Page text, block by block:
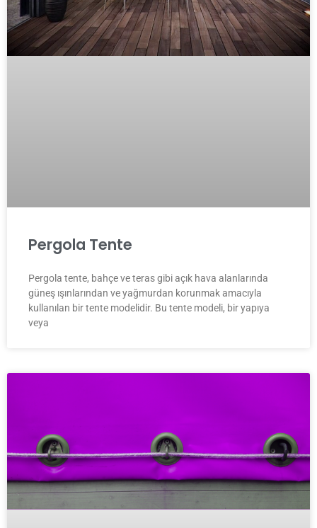
Pergola Tente
Pergola tente, bahçe ve teras gibi açık hava alanlarında
güneş ışınlarından ve yağmurdan korunmak amacıyla
kullanılan bir tente modelidir. Bu tente modeli, bir yapıya
veya